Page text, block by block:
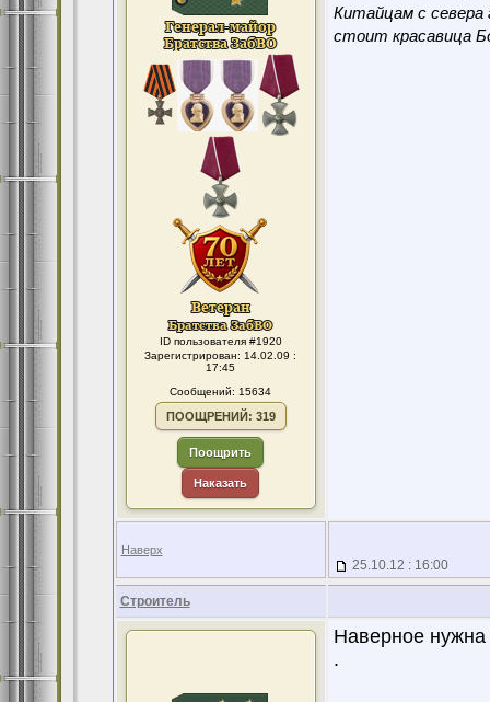
ID пользователя #1920
Зарегистрирован: 14.02.09 :
17:45
Сообщений: 15634
ПООЩРЕНИЙ: 319
Поощрить
Наказать
Китайцам с севера
стоит красавица
Наверх
25.10.12 : 16:00
Строитель
Наверное нужна
.